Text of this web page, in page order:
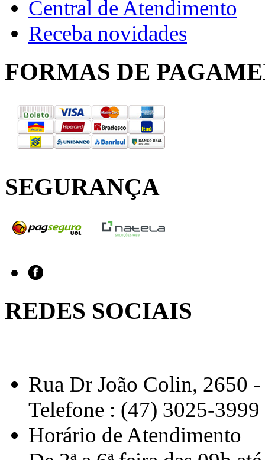
Central de Atendimento
Receba novidades
FORMAS DE
SEGURANÇA
REDES SOCIAIS
Rua Dr João Colin, 2650
Telefone : (47) 3025-3999
Horário de Atendimento